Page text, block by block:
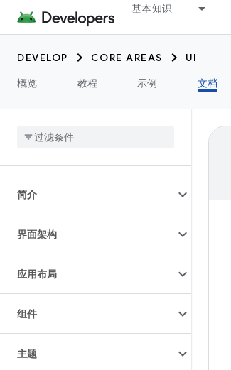
基本知识
DEVELOP CORE AREAS
UI
概览
教程 示例 文档
简介
界面架构
应用布局
组件
主题